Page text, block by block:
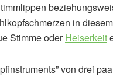
in
Stimme oderHeiserkeit
von drei